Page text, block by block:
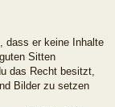
dass er keine Inhalte
Sitten
das Recht besitzt,
Bilder zu setzen